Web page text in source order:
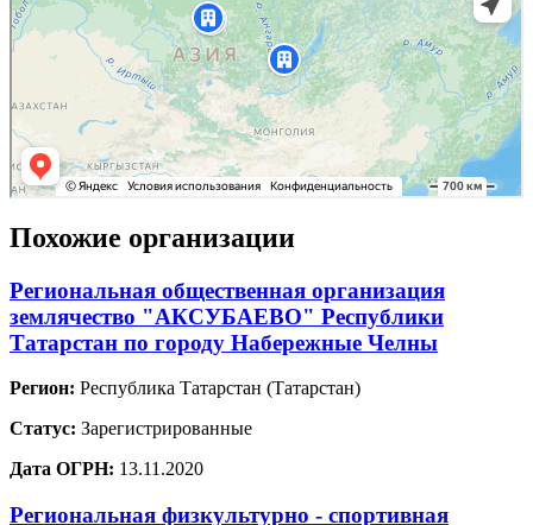
Похожие организации
Региональная общественная организация
землячество "АКСУБАЕВО" Республики
Татарстан по городу Набережные Челны
Регион: Республика Татарстан (Татарстан)
Статус: Зарегистрированные
Дата ОГРН: 13.11.2020
Региональная физкультурно - спортивная